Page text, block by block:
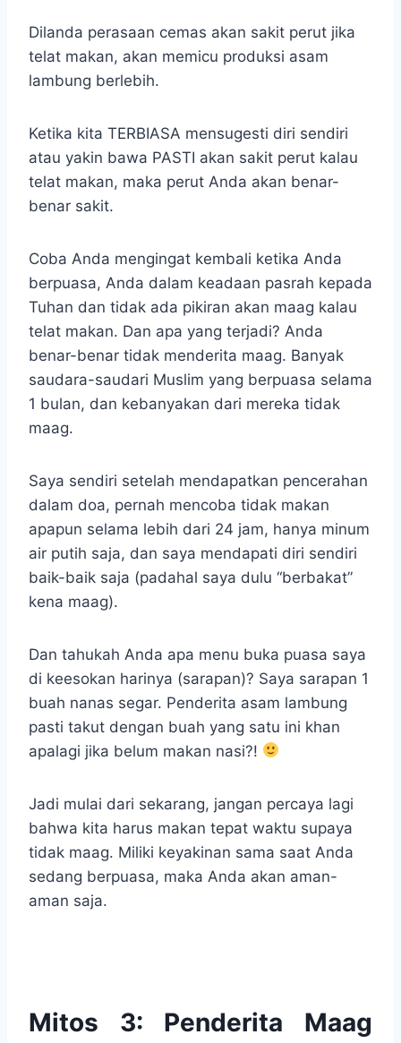
Dilanda perasaan cemas akan sakit perut jika
telat makan, akan memicu produksi asam
lambung berlebih.
Ketika kita TERBIASA mensugesti diri sendiri
atau yakin bawa PASTI akan sakit perut kalau
telat makan, maka perut Anda akan benar-
benar sakit.
Coba Anda mengingat kembali ketika Anda
berpuasa, Anda dalam keadaan pasrah kepada
Tuhan dan tidak ada pikiran akan maag kalau
telat makan. Dan apa yang terjadi? Anda
benar-benar tidak menderita maag. Banyak
saudara-saudari Muslim yang berpuasa selama
1 bulan, dan kebanyakan dari mereka tidak
maag.
Saya sendiri setelah mendapatkan pencerahan
dalam doa, pernah mencoba tidak makan
apapun selama lebih dari 24 jam, hanya minum
air putih saja, dan saya mendapati diri sendiri
baik-baik saja (padahal saya dulu “berbakat”
kena maag).
Dan tahukah Anda apa menu buka puasa saya
di keesokan harinya (sarapan)? Saya sarapan 1
buah nanas segar. Penderita asam lambung
pasti takut dengan buah yang satu ini khan
apalagi jika belum makan nasi?!
Jadi mulai dari sekarang, jangan percaya lagi
bahwa kita harus makan tepat waktu supaya
tidak maag. Miliki keyakinan sama saat Anda
sedang berpuasa, maka Anda akan aman-
aman saja.
Mitos 3: Penderita Maag